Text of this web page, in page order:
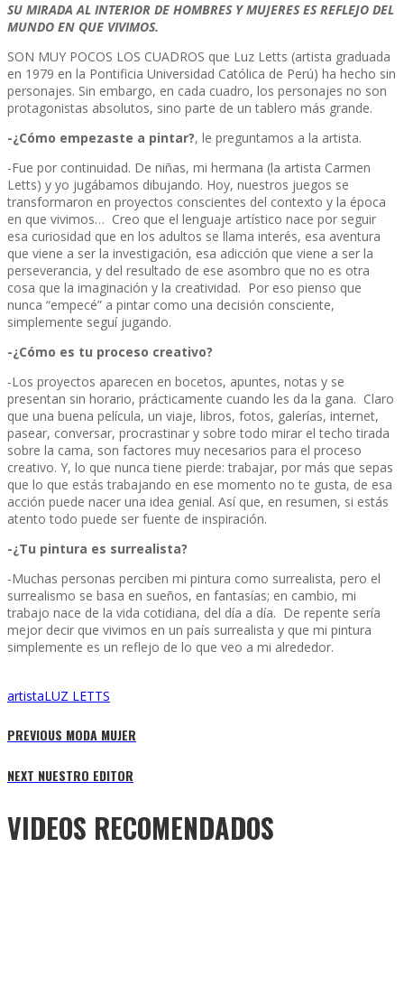
SU MIRADA AL INTERIOR DE HOMBRES Y MUJERES ES REFLEJO DEL
MUNDO EN QUE VIVIMOS.
SON MUY POCOS LOS CUADROS que Luz Letts (artista graduada
en 1979 en la Pontificia Universidad Católica de Perú) ha hecho sin
personajes. Sin embargo, en cada cuadro, los personajes no son
protagonistas absolutos, sino parte de un tablero más grande.
-¿Cómo empezaste a pintar?, le preguntamos a la artista.
-Fue por continuidad. De niñas, mi hermana (la artista Carmen
Letts) y yo jugábamos dibujando. Hoy, nuestros juegos se
transformaron en proyectos conscientes del contexto y la época
en que vivimos… Creo que el lenguaje artístico nace por seguir
esa curiosidad que en los adultos se llama interés, esa aventura
que viene a ser la investigación, esa adicción que viene a ser la
perseverancia, y del resultado de ese asombro que no es otra
cosa que la imaginación y la creatividad. Por eso pienso que
nunca “empecé” a pintar como una decisión consciente,
simplemente seguí jugando.
-¿Cómo es tu proceso creativo?
-Los proyectos aparecen en bocetos, apuntes, notas y se
presentan sin horario, prácticamente cuando les da la gana. Claro
que una buena película, un viaje, libros, fotos, galerías, internet,
pasear, conversar, procrastinar y sobre todo mirar el techo tirada
sobre la cama, son factores muy necesarios para el proceso
creativo. Y, lo que nunca tiene pierde: trabajar, por más que sepas
que lo que estás trabajando en ese momento no te gusta, de esa
acción puede nacer una idea genial. Así que, en resumen, si estás
atento todo puede ser fuente de inspiración.
-¿Tu pintura es surrealista?
-Muchas personas perciben mi pintura como surrealista, pero el
surrealismo se basa en sueños, en fantasías; en cambio, mi
trabajo nace de la vida cotidiana, del día a día. De repente sería
mejor decir que vivimos en un país surrealista y que mi pintura
simplemente es un reflejo de lo que veo a mi alrededor.
artistaLUZ LETTS
PREVIOUS MODA MUJER
NEXT NUESTRO EDITOR
VIDEOS RECOMENDADOS